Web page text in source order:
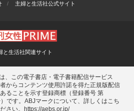
主婦と生活社公式サイト
と生活社関連サイト
、この電子書店・電子書籍配信サービス
からコンテンツ使用許諾を得た正規版配信
ることを示す登録商標（登録番号 第
です。ABJマークについて、詳しくはこち
さい。
https://aebs.or.jp/